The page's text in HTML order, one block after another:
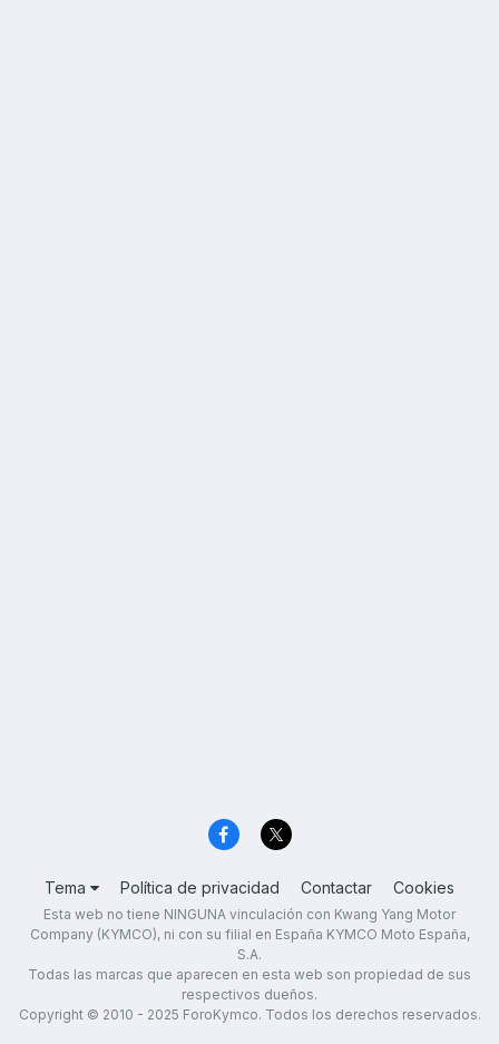
Tema Política de privacidad Contactar Cookies
Esta web no tiene NINGUNA vinculación con Kwang Yang Motor
Company (KYMCO), ni con su filial en España KYMCO Moto España,
S.A.
Todas las marcas que aparecen en esta web son propiedad de sus
respectivos dueños.
Copyright © 2010 - 2025 ForoKymco. Todos los derechos reservados.